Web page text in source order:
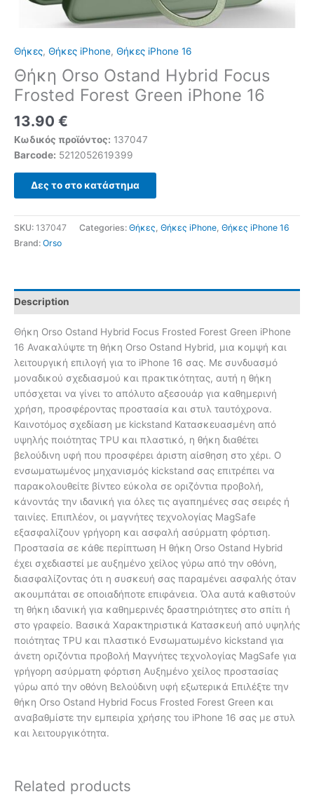
Θήκες, Θήκες iPhone, Θήκες iPhone 16
Θήκη Orso Ostand Hybrid Focus
Frosted Forest Green iPhone 16
13.90 €
Κωδικός προϊόντος: 137047
Barcode: 5212052619399
Δες το στο κατάστημα
SKU: 137047 Categories: Θήκες Θήκες iPhone Θήκες iPhone 16
Brand: Orso
Description
Θήκη Orso Ostand Hybrid Focus Frosted Forest Green iPhone
16 Ανακαλύψτε τη θήκη Orso Ostand Hybrid, μια κομψή και
λειτουργική επιλογή για το iPhone 16 σας. Με συνδυασμό
μοναδικού σχεδιασμού και πρακτικότητας, αυτή η θήκη
υπόσχεται να γίνει το απόλυτο αξεσουάρ για καθημερινή
χρήση, προσφέροντας προστασία και στυλ ταυτόχρονα.
Καινοτόμος σχεδίαση με kickstand Κατασκευασμένη από
υψηλής ποιότητας TPU και πλαστικό, η θήκη διαθέτει
βελούδινη υφή που προσφέρει άριστη αίσθηση στο χέρι. Ο
ενσωματωμένος μηχανισμός kickstand σας επιτρέπει να
παρακολουθείτε βίντεο εύκολα σε οριζόντια προβολή,
κάνοντάς την ιδανική για όλες τις αγαπημένες σας σειρές ή
ταινίες. Επιπλέον, οι μαγνήτες τεχνολογίας MagSafe
εξασφαλίζουν γρήγορη και ασφαλή ασύρματη φόρτιση.
Προστασία σε κάθε περίπτωση Η θήκη Orso Ostand Hybrid
έχει σχεδιαστεί με αυξημένο χείλος γύρω από την οθόνη,
διασφαλίζοντας ότι η συσκευή σας παραμένει ασφαλής όταν
ακουμπάται σε οποιαδήποτε επιφάνεια. Όλα αυτά καθιστούν
τη θήκη ιδανική για καθημερινές δραστηριότητες στο σπίτι ή
στο γραφείο. Βασικά Χαρακτηριστικά Κατασκευή από υψηλής
ποιότητας TPU και πλαστικό Ενσωματωμένο kickstand για
άνετη οριζόντια προβολή Μαγνήτες τεχνολογίας MagSafe για
γρήγορη ασύρματη φόρτιση Αυξημένο χείλος προστασίας
γύρω από την οθόνη Βελούδινη υφή εξωτερικά Επιλέξτε την
θήκη Orso Ostand Hybrid Focus Frosted Forest Green και
αναβαθμίστε την εμπειρία χρήσης του iPhone 16 σας με στυλ
και λειτουργικότητα.
Related products